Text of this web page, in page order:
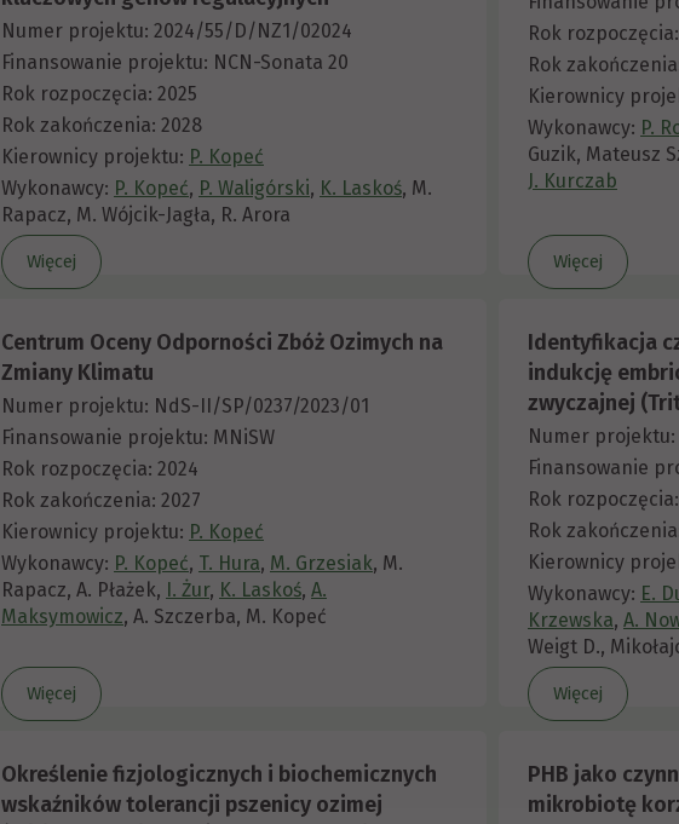
Numer projektu: 2024/55/D/NZ1/02024
Finansowanie projektu: NCN-Sonata 20
Rok rozpoczęcia: 2025
Rok zakończenia: 2028
Kierownicy projektu: P. Kopeć
Wykonawcy: P. Kopeć, P. Waligórski, K. Laskoś, M.
Rapacz, M. Wójcik-Jagła, R. Arora
Więcej
Rok
Rok
Kierownicy
Wykonawcy: P.
Guzik, Mateusz
J. Kurczab
Więcej
Centrum Oceny Odporności Zbóż Ozimych na
Zmiany Klimatu
Numer projektu: NdS-II/SP/0237/2023/01
Finansowanie projektu: MNiSW
Rok rozpoczęcia: 2024
Rok zakończenia: 2027
Kierownicy projektu: P. Kopeć
Wykonawcy: P. Kopeć, T. Hura, M. Grzesiak, M.
Rapacz, A. Płażek, I. Żur, K. Laskoś, A.
Maksymowicz, A. Szczerba, M. Kopeć
Więcej
Identyfikacja
indukcję
zwyczajnej
Numer projektu:
Finansowanie
Rok rozpoczęcia:
Rok
Kierownicy
Wykonawcy: E.
Krzewska, A.
Weigt D.,
Więcej
Określenie fizjologicznych i biochemicznych
wskaźników tolerancji pszenicy ozimej
PHB jako
mikrobiotę